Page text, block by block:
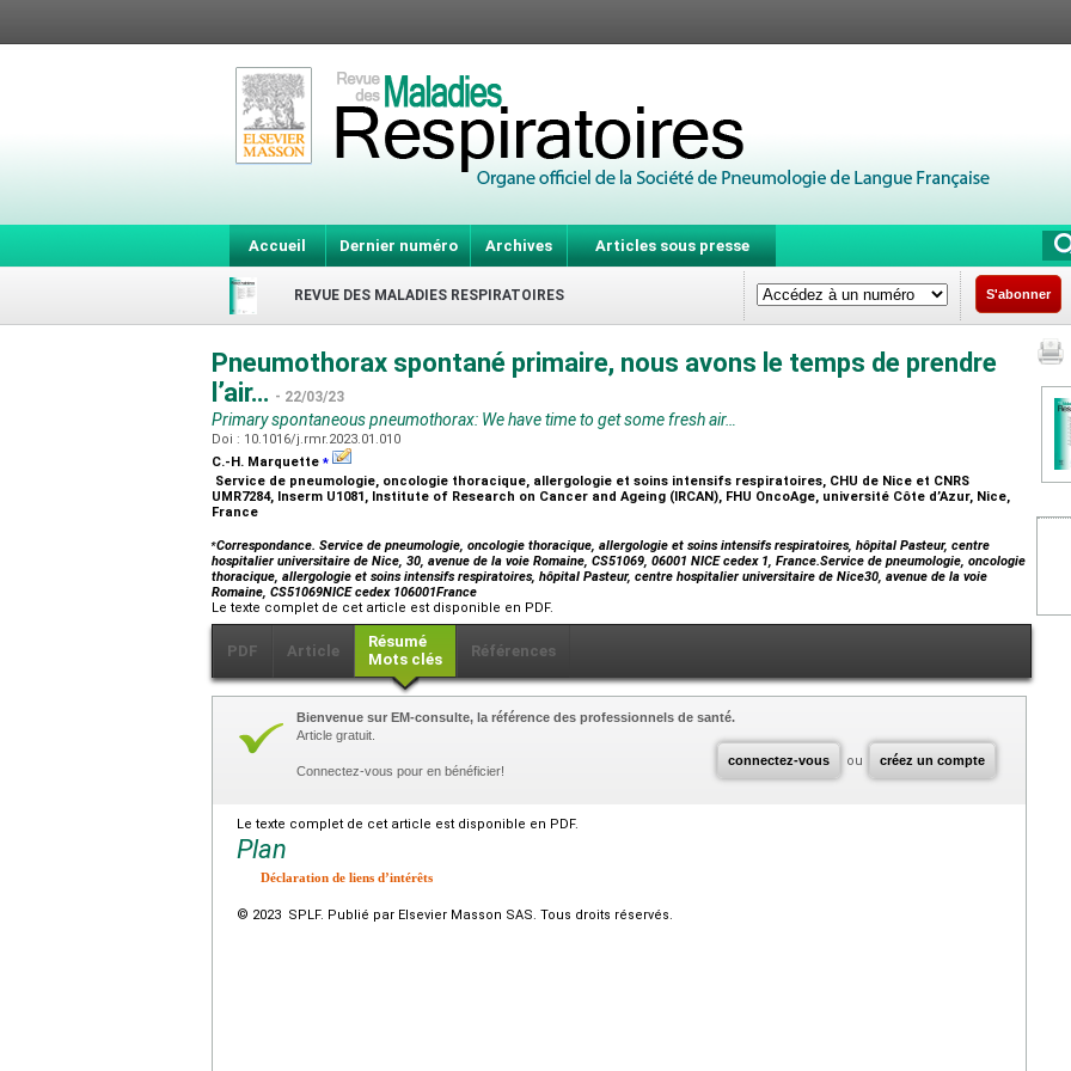
Accueil Dernier numéro Archives Articles sous presse
REVUE DES MALADIES RESPIRATOIRES S'abonner
Pneumothorax spontané primaire, nous avons le temps de prendre
l’air… - 22/03/23
Primary spontaneous pneumothorax: We have time to get some fresh air…
Doi : 10.1016/j.rmr.2023.01.010
C.-H. Marquette ⁎
Service de pneumologie, oncologie thoracique, allergologie et soins intensifs respiratoires, CHU de Nice et CNRS
UMR7284, Inserm U1081, Institute of Research on Cancer and Ageing (IRCAN), FHU OncoAge, université Côte d’Azur, Nice,
France
⁎Correspondance. Service de pneumologie, oncologie thoracique, allergologie et soins intensifs respiratoires, hôpital Pasteur, centre
hospitalier universitaire de Nice, 30, avenue de la voie Romaine, CS51069, 06001 NICE cedex 1, France.Service de pneumologie, oncologie
thoracique, allergologie et soins intensifs respiratoires, hôpital Pasteur, centre hospitalier universitaire de Nice30, avenue de la voie
Romaine, CS51069NICE cedex 106001France
Le texte complet de cet article est disponible en PDF.
PDF Article
Résumé
Mots clés
Références
connectez-vous ou créez un compte
Bienvenue sur EM-consulte, la référence des professionnels de santé.
Article gratuit.
Connectez-vous pour en bénéficier!
Le texte complet de cet article est disponible en PDF.
Plan
Déclaration de liens d’intérêts
© 2023 SPLF. Publié par Elsevier Masson SAS. Tous droits réservés.